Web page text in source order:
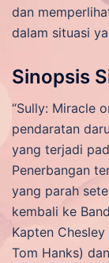
dan
dalam situasi
Sinopsis
“Sully: Miracle
pendaratan
yang terjadi
Penerbangan
yang parah
kembali ke
Kapten
Tom Hanks)